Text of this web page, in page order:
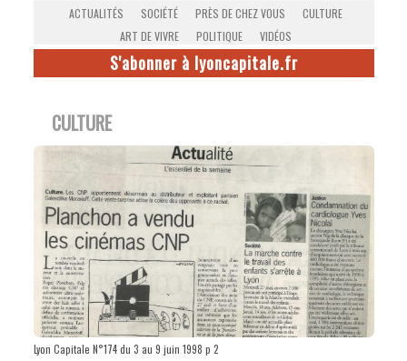
ACTUALITÉS SOCIÉTÉ PRÈS DE CHEZ VOUS
CULTURE
ART DE VIVRE
POLITIQUE VIDÉOS
S'abonner à lyoncapitale.fr
CULTURE
Lyon Capitale N°174 du 3 au 9 juin 1998 p 2